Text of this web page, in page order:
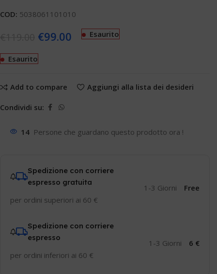
COD: 5038061101010
€99.00 Esaurito
Esaurito
Add to compare Aggiungi alla lista dei desideri
Condividi su:
14 Persone che guardano questo prodotto ora !
Spedizione con corriere
espresso gratuita
per ordini superiori ai 60 €
1-3 Giorni Free
Spedizione con corriere
espresso
per ordini inferiori ai 60 €
1-3 Giorni 6 €